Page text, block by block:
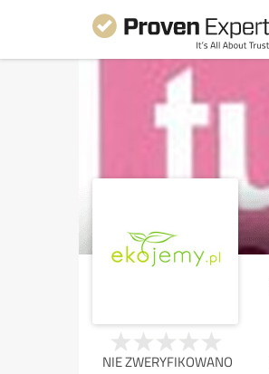
NIE ZWERYFIKOWANO